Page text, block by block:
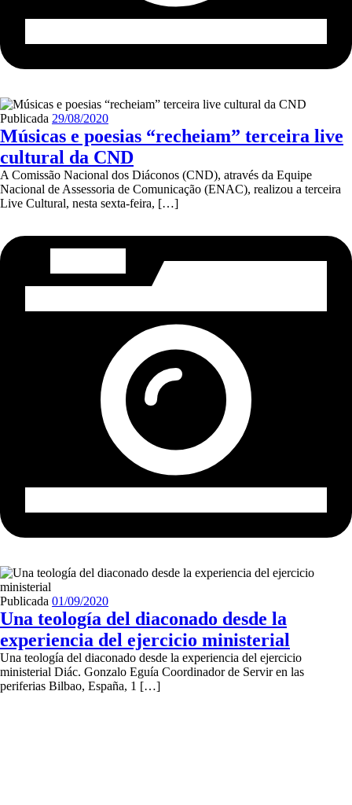
Publicada 29/08/2020
Músicas e poesias “recheiam” terceira live
cultural da CND
A Comissão Nacional dos Diáconos (CND), através da Equipe
Nacional de Assessoria de Comunicação (ENAC), realizou a terceira
Live Cultural, nesta sexta-feira, […]
Publicada 01/09/2020
Una teología del diaconado desde la
experiencia del ejercicio ministerial
Una teología del diaconado desde la experiencia del ejercicio
ministerial Diác. Gonzalo Eguía Coordinador de Servir en las
periferias Bilbao, España, 1 […]